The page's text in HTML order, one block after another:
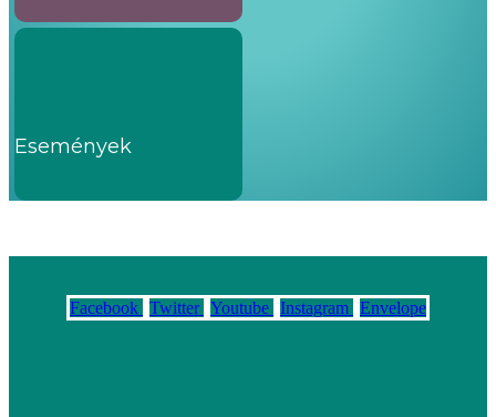
Események
Facebook Twitter Youtube Instagram Envelope